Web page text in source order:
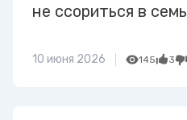
не ссориться в
10 июня 2026 145 3